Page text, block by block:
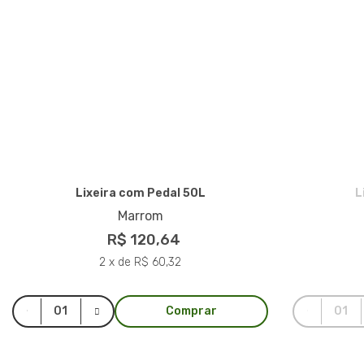
Lixeira com Pedal 50L
Marrom
R$ 120,64
2 x de R$ 60,32
Comprar